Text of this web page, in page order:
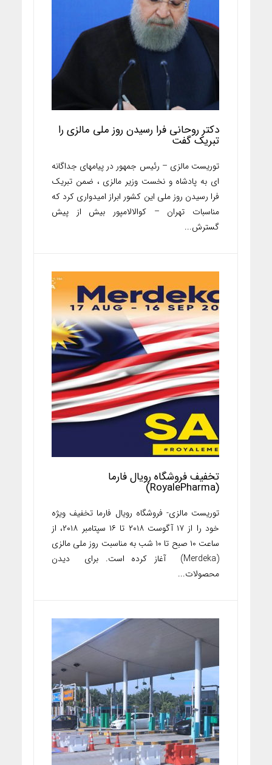
دکتر روحانی فرا رسیدن روز ملی مالزی را
تبریک گفت
توریست مالزی – رئیس جمهور در پیامهای جداگانه
ای به پادشاه و نخست وزیر مالزی ، ضمن تبریک
فرا رسیدن روز ملی این کشور ابراز امیدواری کرد که
مناسبات تهران – کوالالامپور بیش از پیش
گسترش...
تخفیف فروشگاه رویال فارما
(RoyalePharma)
توریست مالزی- فروشگاه رویال فارما تخفیف ویژه
خود را از ۱۷ آگوست ۲۰۱۸ تا ۱۶ سپتامبر ۲۰۱۸، از
ساعت ۱۰ صبح تا ۱۰ شب به مناسبت روز ملی مالزی
(Merdeka) آغاز کرده است. برای دیدن
محصولات...